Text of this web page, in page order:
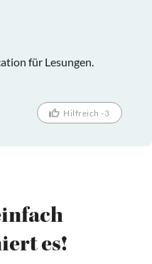
für Lesungen.
Hilfreich -3
es!